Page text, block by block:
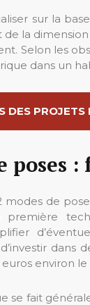
sur la
la
Selon les
dans un
DES
poses
modes de
première
dans
environ
se fait